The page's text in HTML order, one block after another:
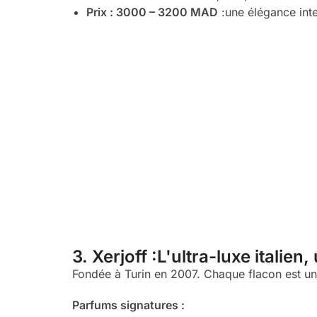
Prix : 3000 – 3200 MAD :une élégance
3. Xerjoff :L'ultra-luxe italien,
Fondée à Turin en 2007. Chaque flacon est
Parfums signatures :